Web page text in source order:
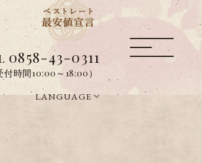
0858-43-0311
付時間10:00～18:00）
LANGUAGE